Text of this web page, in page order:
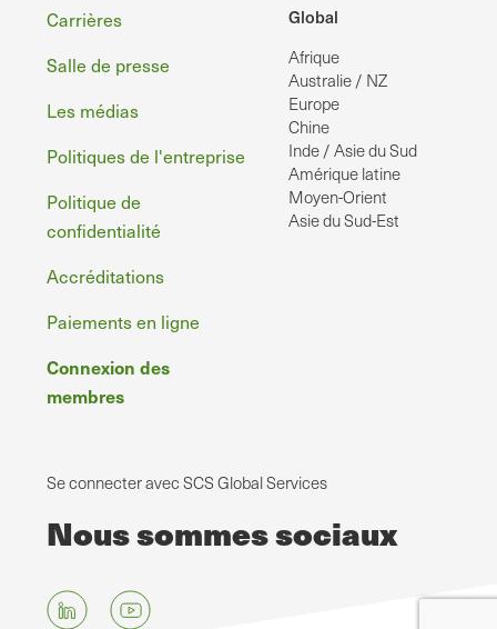
Global
Afrique
Australie / NZ
Europe
Chine
Inde / Asie du Sud
Amérique latine
Moyen-Orient
Asie du Sud-Est
Pied
de
page
Carrières
Salle de presse
Les médias
Politiques de l'entreprise
Politique de
confidentialité
Accréditations
Paiements en ligne
Connexion des
membres
Se connecter avec SCS Global Services
Nous sommes sociaux